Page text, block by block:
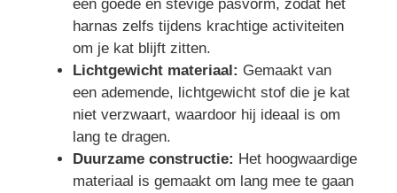
een goede en stevige pasvorm, zodat het
harnas zelfs tijdens krachtige activiteiten
om je kat blijft zitten.
Lichtgewicht materiaal: Gemaakt van
een ademende, lichtgewicht stof die je kat
niet verzwaart, waardoor hij ideaal is om
lang te dragen.
Duurzame constructie: Het hoogwaardige
materiaal is gemaakt om lang mee te gaan